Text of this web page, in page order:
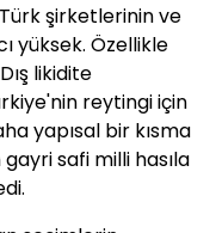
şirketlerinin ve
yüksek. Özellikle
likidite
reytingi için
yapısal bir kısma
safi milli hasıla